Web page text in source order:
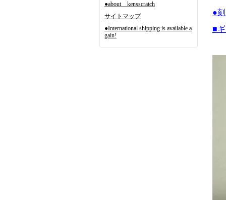
●about kensscratch
サイトマップ
●International shipping is available a
gain!
●
■